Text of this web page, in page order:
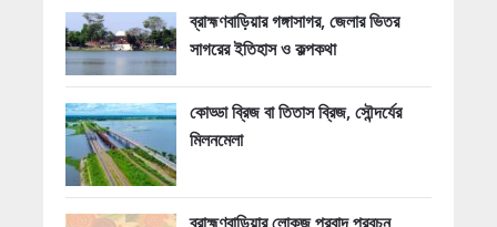
ব্রাহ্মণবাড়িয়ার গঙ্গাসাগর, জেলার ভিতর
সাগরের ইতিহাস ও কল্পকথা
কোড্ডা ব্রিজ বা তিতাস ব্রিজ, সৌন্দর্যের
মিলনমেলা